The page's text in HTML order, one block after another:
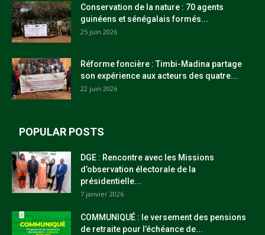
Conservation de la nature : 70 agents
guinéens et sénégalais formés...
25 juin 2026
Réforme foncière : Timbi-Madina partage
son expérience aux acteurs des quatre...
22 juin 2026
POPULAR POSTS
DGE : Rencontre avec les Missions
d’observation électorale de la
présidentielle...
7 janvier 2026
COMMUNIQUÉ : le versement des pensions
de retraite pour l’échéance de...